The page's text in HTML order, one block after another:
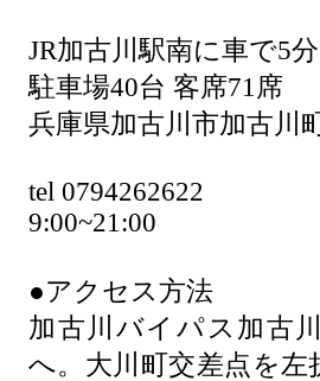
JR加古川駅南に車で5分
駐車場40台 客席71席
兵庫県加古川市加古川
tel 0794262622
9:00~21:00
●アクセス方法
加古川バイパス加古
へ。大川町交差点を左